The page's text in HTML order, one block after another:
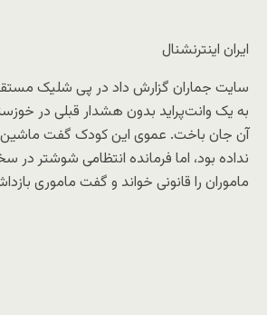
ایران اینترنشنال
سایت جماران گزارش داد در پی شلیک
آن جان باخت. عموی این کودک گفت
نداده بود، اما فرمانده انتظامی شوشتر در
ماموران را قانونی خواند و گفت ماموری